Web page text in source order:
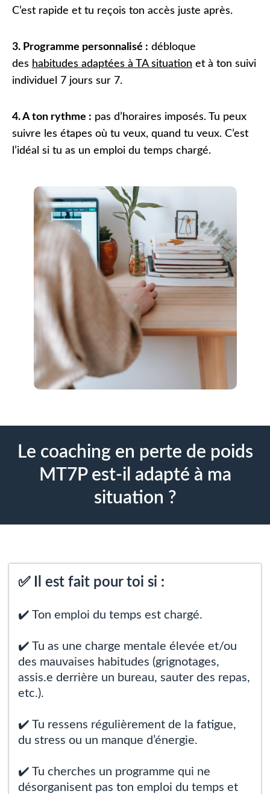
C’est rapide et tu reçois ton accès juste après.
3. Programme personnalisé : débloque
des habitudes adaptées à TA situation et à ton suivi
individuel 7 jours sur 7.
4. A ton rythme : pas d’horaires imposés. Tu peux
suivre les étapes où tu veux, quand tu veux. C’est
l’idéal si tu as un emploi du temps chargé.
Le coaching en perte de poids
MT7P est-il adapté à ma
situation ?
✅ Il est fait pour toi si :
✔️ Ton emploi du temps est chargé.
✔️ Tu as une charge mentale élevée et/ou
des mauvaises habitudes (grignotages,
assis.e derrière un bureau, sauter des repas,
etc.).
✔️ Tu ressens régulièrement de la fatigue,
du stress ou un manque d’énergie.
✔️ Tu cherches un programme qui ne
désorganisent pas ton emploi du temps et